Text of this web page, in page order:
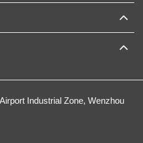
Industrial Zone, Wenzhou